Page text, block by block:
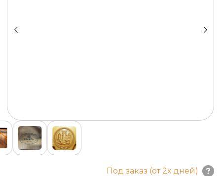
Под заказ (от 2х дней)